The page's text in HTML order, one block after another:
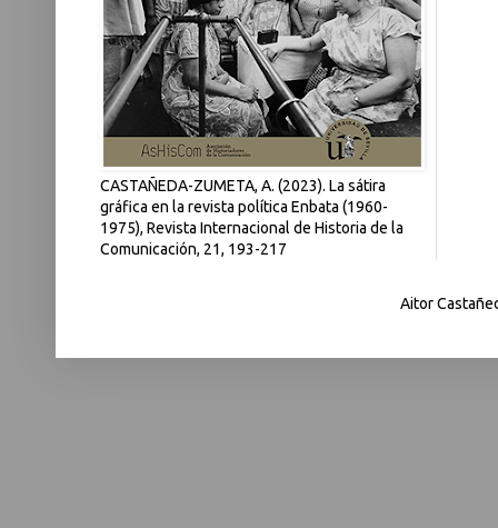
CASTAÑEDA-ZUMETA, A. (2023). La sátira
gráfica en la revista política Enbata (1960-
1975), Revista Internacional de Historia de la
Comunicación, 21, 193-217
Aitor